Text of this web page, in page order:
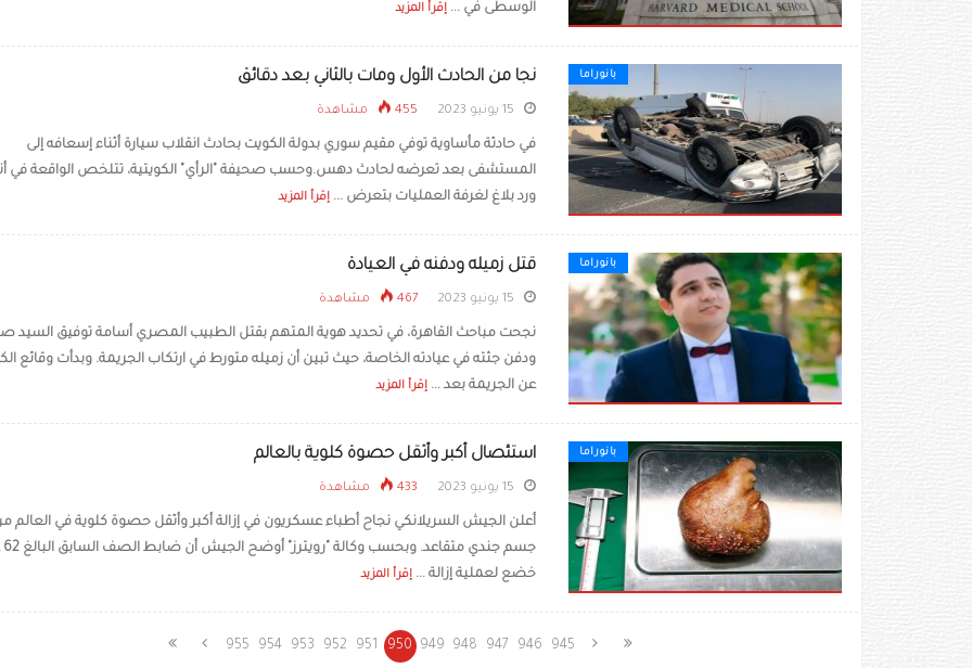
الوسطى في ... إقرأ المزيد
بانوراما نجا من الحادث الأول ومات بالثاني بعد دقائق
455 مشاهدة
في حادثة مأساوية توفي مقيم سوري بدولة الكويت بحادث انقلاب سيارة أثناء إسعافه إلى
المستشفى بعد تعرضه لحادث دهس.وحسب صحيفة "الرأي" الكويتية، تتلخص الواقعة في
ورد بلاغ لغرفة العمليات بتعرض ... إقرأ المزيد
بانوراما قتل زميله ودفنه في العيادة
467 مشاهدة
نجحت مباحث القاهرة، في تحديد هوية المتهم بقتل الطبيب المصري أسامة توفيق السيد
ودفن جثته في عيادته الخاصة، حيث تبين أن زميله متورط في ارتكاب الجريمة. وبدأت وقائع
عن الجريمة بعد ... إقرأ المزيد
بانوراما استئصال أكبر وأثقل حصوة كلوية بالعالم
433 مشاهدة
أعلن الجيش السريلانكي نجاح أطباء عسكريون في إزالة أكبر وأثقل حصوة كلوية في العالم
جسم
خضع لعملية إزالة ... إقرأ المزيد
945
946
947
948
949
950
951
952
953
954
955